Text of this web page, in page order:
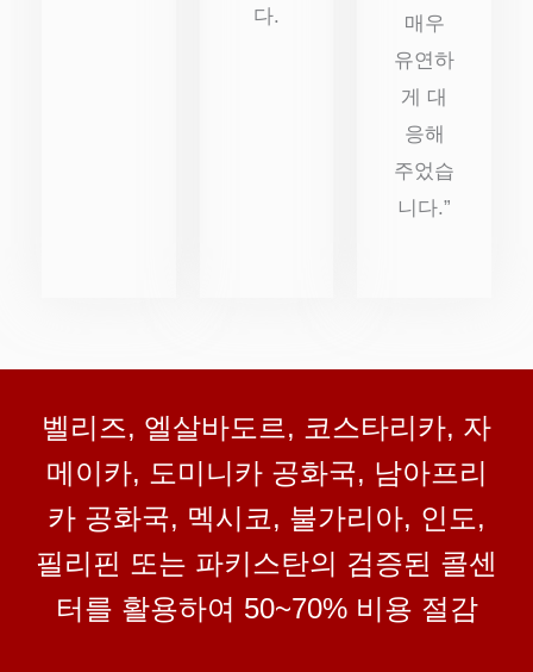
다.
매우
유연하
게 대
응해
주었습
니다.”
벨리즈, 엘살바도르, 코스타리카, 자
메이카, 도미니카 공화국, 남아프리
카 공화국, 멕시코, 불가리아, 인도,
필리핀 또는 파키스탄의 검증된 콜센
터를 활용하여 50~70% 비용 절감